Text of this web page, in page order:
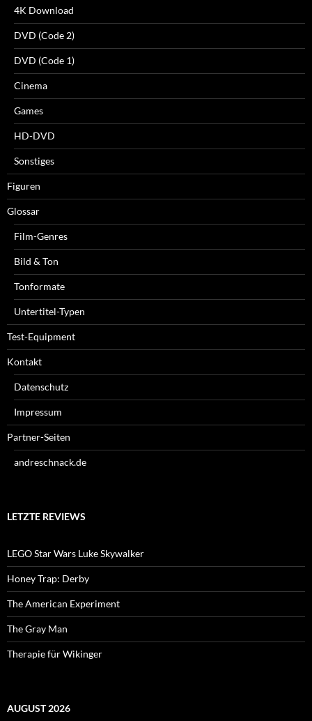
4K Download
DVD (Code 2)
DVD (Code 1)
Cinema
Games
HD-DVD
Sonstiges
Figuren
Glossar
Film-Genres
Bild & Ton
Tonformate
Untertitel-Typen
Test-Equipment
Kontakt
Datenschutz
Impressum
Partner-Seiten
andreschnack.de
LETZTE REVIEWS
LEGO Star Wars Luke Skywalker
Honey Trap: Derby
The American Experiment
The Gray Man
Therapie für Wikinger
AUGUST 2026